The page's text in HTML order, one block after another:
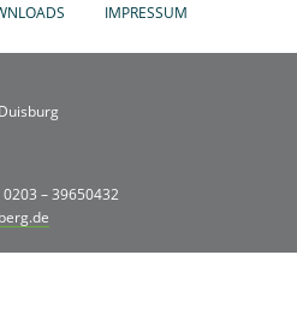
IMPRESSUM
0203 – 39650432